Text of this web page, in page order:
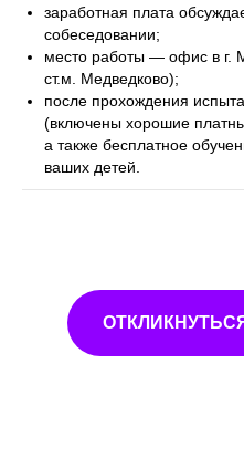
заработная плата
собеседовании;
место работы — офис в г.
ст.м. Медведково);
после прохождения
(включены хорошие
а также бесплатное
ваших детей.